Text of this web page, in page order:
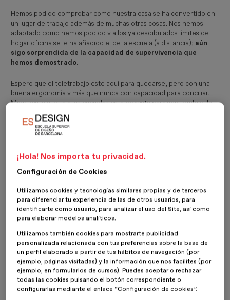
Hemos podido comprobar como nuestra casa se ha convertido en
un lugar de trabajo además de muchas otras cosas. Nos hemos
adaptado como hemos podido y a los ya desdibujados límites de
hogar oficina se le ha añadido el de la escuela (a distancia); aún
sigo sorprendida de la capacidad de supervivencia que
hemos demostrado.
Espero que el teletrabajo este aquí para quedarse, pero con una
buena ergonomía y más que nunca con capacidad para conciliar.
Mientras la vuelta a las escuelas esta prevista para septiembre, la
vuelta a las oficinas para algunos ya es una realidad. Me gustaría
creer que después de la experiencia vivida vamos a aprovechar
para incorporar a nuestros hábitos lo que nos ha gustado y mejorar.
en un espacio de trabajo eso sí, con buena luz natural, con plantas
a mi alrededor, con espacios dónde poder concentrarme y otros
más relajados en los que sociabilizar, aunque sea a distancia, con
pueden mejorar lo que en algunos lugares se asemejaba más a un
modelo de fábrica industrial adaptado al openspace.
¡Hola! Nos importa tu privacidad.
Configuración de Cookies
Utilizamos cookies y tecnologías similares propias y de terceros
para diferenciar tu experiencia de las de otros usuarios, para
identificarte como usuario, para analizar el uso del Site, así como
para elaborar modelos analíticos.
Utilizamos también cookies para mostrarte publicidad
personalizada relacionada con tus preferencias sobre la base de
un perfil elaborado a partir de tus hábitos de navegación (por
ejemplo, páginas visitadas) y la información que nos facilites (por
ejemplo, en formularios de cursos). Puedes aceptar o rechazar
todas las cookies pulsando el botón correspondiente o
configurarlas mediante el enlace “Configuración de cookies”.